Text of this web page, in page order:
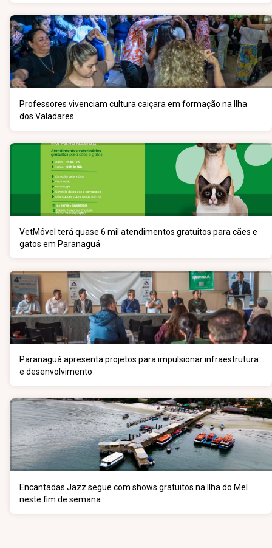
Professores vivenciam cultura caiçara em formação na Ilha
dos Valadares
VetMóvel terá quase 6 mil atendimentos gratuitos para cães e
gatos em Paranaguá
Paranaguá apresenta projetos para impulsionar infraestrutura
e desenvolvimento
Encantadas Jazz segue com shows gratuitos na Ilha do Mel
neste fim de semana